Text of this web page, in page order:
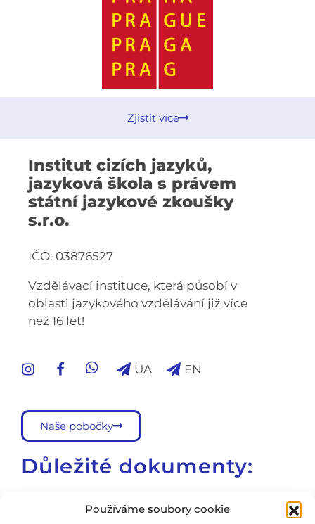
Používáme soubory cookie
Zjistit více
Institut cizích jazyků,
jazyková škola s právem
státní jazykové zkoušky
s.r.o.
IČO: 03876527
Vzdělávací instituce, která působí v
oblasti jazykového vzdělávání již více
než 16 let!
UA EN
Naše pobočky
Důležité dokumenty: